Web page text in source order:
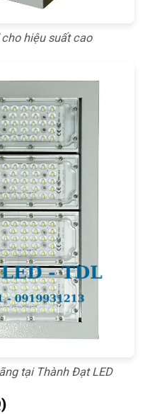
hiệu suất cao
tại Thành Đạt LED